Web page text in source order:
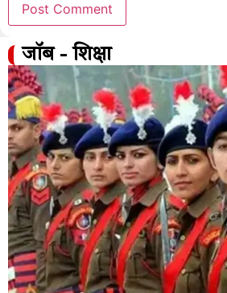
जॉब - शिक्षा